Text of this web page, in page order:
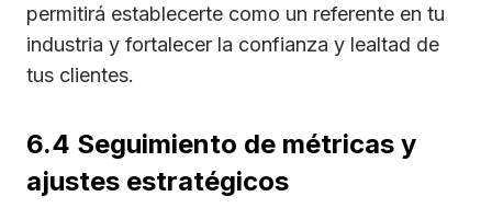
permitirá establecerte como un referente en tu
industria y fortalecer la confianza y lealtad de
tus clientes.
6.4 Seguimiento de métricas y
ajustes estratégicos